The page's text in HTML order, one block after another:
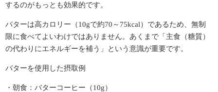
するのがもっとも効果的です。
バターは高カロリー（10gで約70～75kcal）であるため、無制
限に食べてよいわけではありません。あくまで「主食（糖質）
の代わりにエネルギーを補う」という意識が重要です。
バターを使用した摂取例
・朝食：バターコーヒー（10g）